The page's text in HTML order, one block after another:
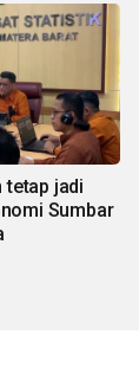
tetap jadi
Sumbar